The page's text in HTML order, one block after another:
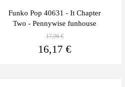
Funko Pop 40631 - It Chapter
Two - Pennywise funhouse
17,96 €
16,17 €